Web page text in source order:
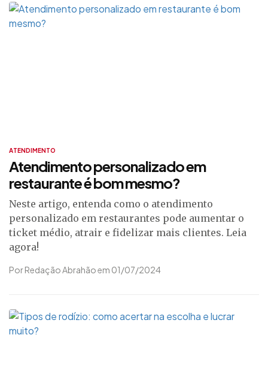
ATENDIMENTO
Atendimento personalizado em
restaurante é bom mesmo?
Neste artigo, entenda como o atendimento
personalizado em restaurantes pode aumentar o
ticket médio, atrair e fidelizar mais clientes. Leia
agora!
Por Redação Abrahão em 01/07/2024